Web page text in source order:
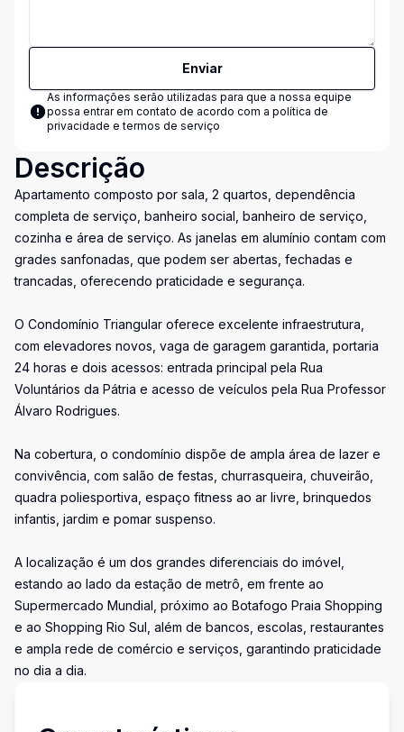
Enviar
As informações serão utilizadas para que a nossa equipe
possa entrar em contato de acordo com a política de
privacidade e termos de serviço
Descrição
Apartamento composto por sala, 2 quartos, dependência
completa de serviço, banheiro social, banheiro de serviço,
cozinha e área de serviço. As janelas em alumínio contam com
grades sanfonadas, que podem ser abertas, fechadas e
trancadas, oferecendo praticidade e segurança.
O Condomínio Triangular oferece excelente infraestrutura,
com elevadores novos, vaga de garagem garantida, portaria
24 horas e dois acessos: entrada principal pela Rua
Voluntários da Pátria e acesso de veículos pela Rua Professor
Álvaro Rodrigues.
Na cobertura, o condomínio dispõe de ampla área de lazer e
convivência, com salão de festas, churrasqueira, chuveirão,
quadra poliesportiva, espaço fitness ao ar livre, brinquedos
infantis, jardim e pomar suspenso.
A localização é um dos grandes diferenciais do imóvel,
estando ao lado da estação de metrô, em frente ao
Supermercado Mundial, próximo ao Botafogo Praia Shopping
e ao Shopping Rio Sul, além de bancos, escolas, restaurantes
e ampla rede de comércio e serviços, garantindo praticidade
no dia a dia.